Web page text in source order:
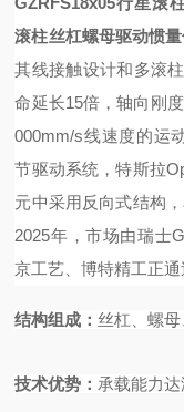
滚柱丝杠螺母驱动惯
其线接触设计和多滚
命延长15倍，轴向刚
000mm/s线速度的运
节驱动系统，特斯拉
元中采用反向式结构
2025年，市场由瑞士
京工艺、博特精工正通
结构组成 ：丝杠、螺
技术优势 ： 承载能力